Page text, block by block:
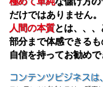
だけではありません。
人間の本質とは、、、
部分まで体感できる
自信を持ってお勧めで
コンテンツビジネスは